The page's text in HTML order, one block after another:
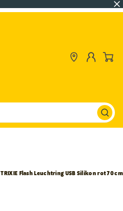
TRIXIE Flash Leuchtring USB Silikon rot 70 cm